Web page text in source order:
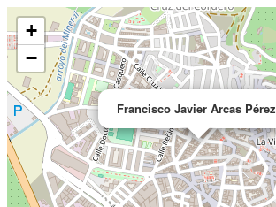
Francisco Javier Arcas Pérez
+
−